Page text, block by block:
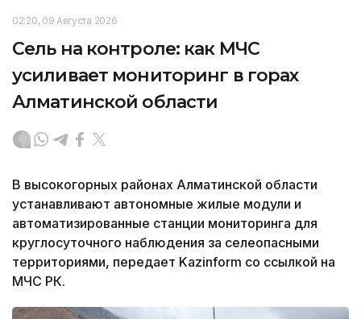
02:20, 09 Августа 2026
Сель на контроле: как МЧС
усиливает мониторинг в горах
Алматинской области
В высокогорных районах Алматинской области
устанавливают автономные жилые модули и
автоматизированные станции мониторинга для
круглосуточного наблюдения за селеопасными
территориями, передает Kazinform со ссылкой на
МЧС РК.